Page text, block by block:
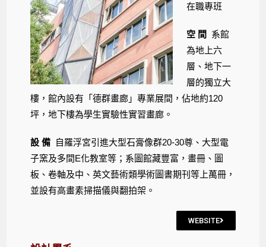
在職專班
空 間
系館
為地上六
層、地下一
層的獨立大
樓，館內設有「德群畫廊」專業展間，佔地約120
坪，地下樓為學生實驗性實習畫廊。
設 備 自羅浮宮引進大型石膏像群20-30尊、大型電
子窯及多間E化教室等；系圖館藏豐富，畫冊、圖
板、卷軸及中、英文藝術類學術圖書期刊等上萬冊，
並設有高畫素掃描儀與翻拍架。
WEBSITE